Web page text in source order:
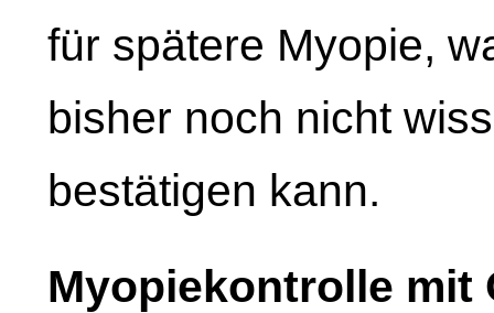
für spätere Myopie,
bisher noch nicht
bestätigen kann.
Myopiekontrolle mit